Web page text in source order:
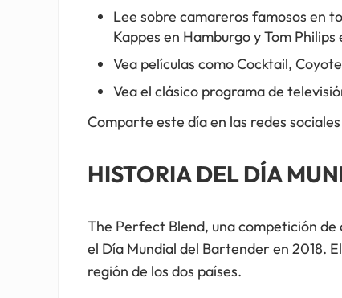
Lee sobre camareros famosos en
Kappes en Hamburgo y Tom Philips
Vea películas como Cocktail,
Vea el clásico programa de
Comparte este día en las redes
HISTORIA DEL DÍA
The Perfect Blend, una competición
el Día Mundial del Bartender en 2018.
región de los dos países.